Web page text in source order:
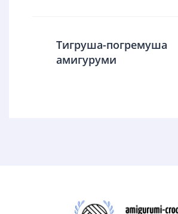
Тигруша-погремуша
амигуруми